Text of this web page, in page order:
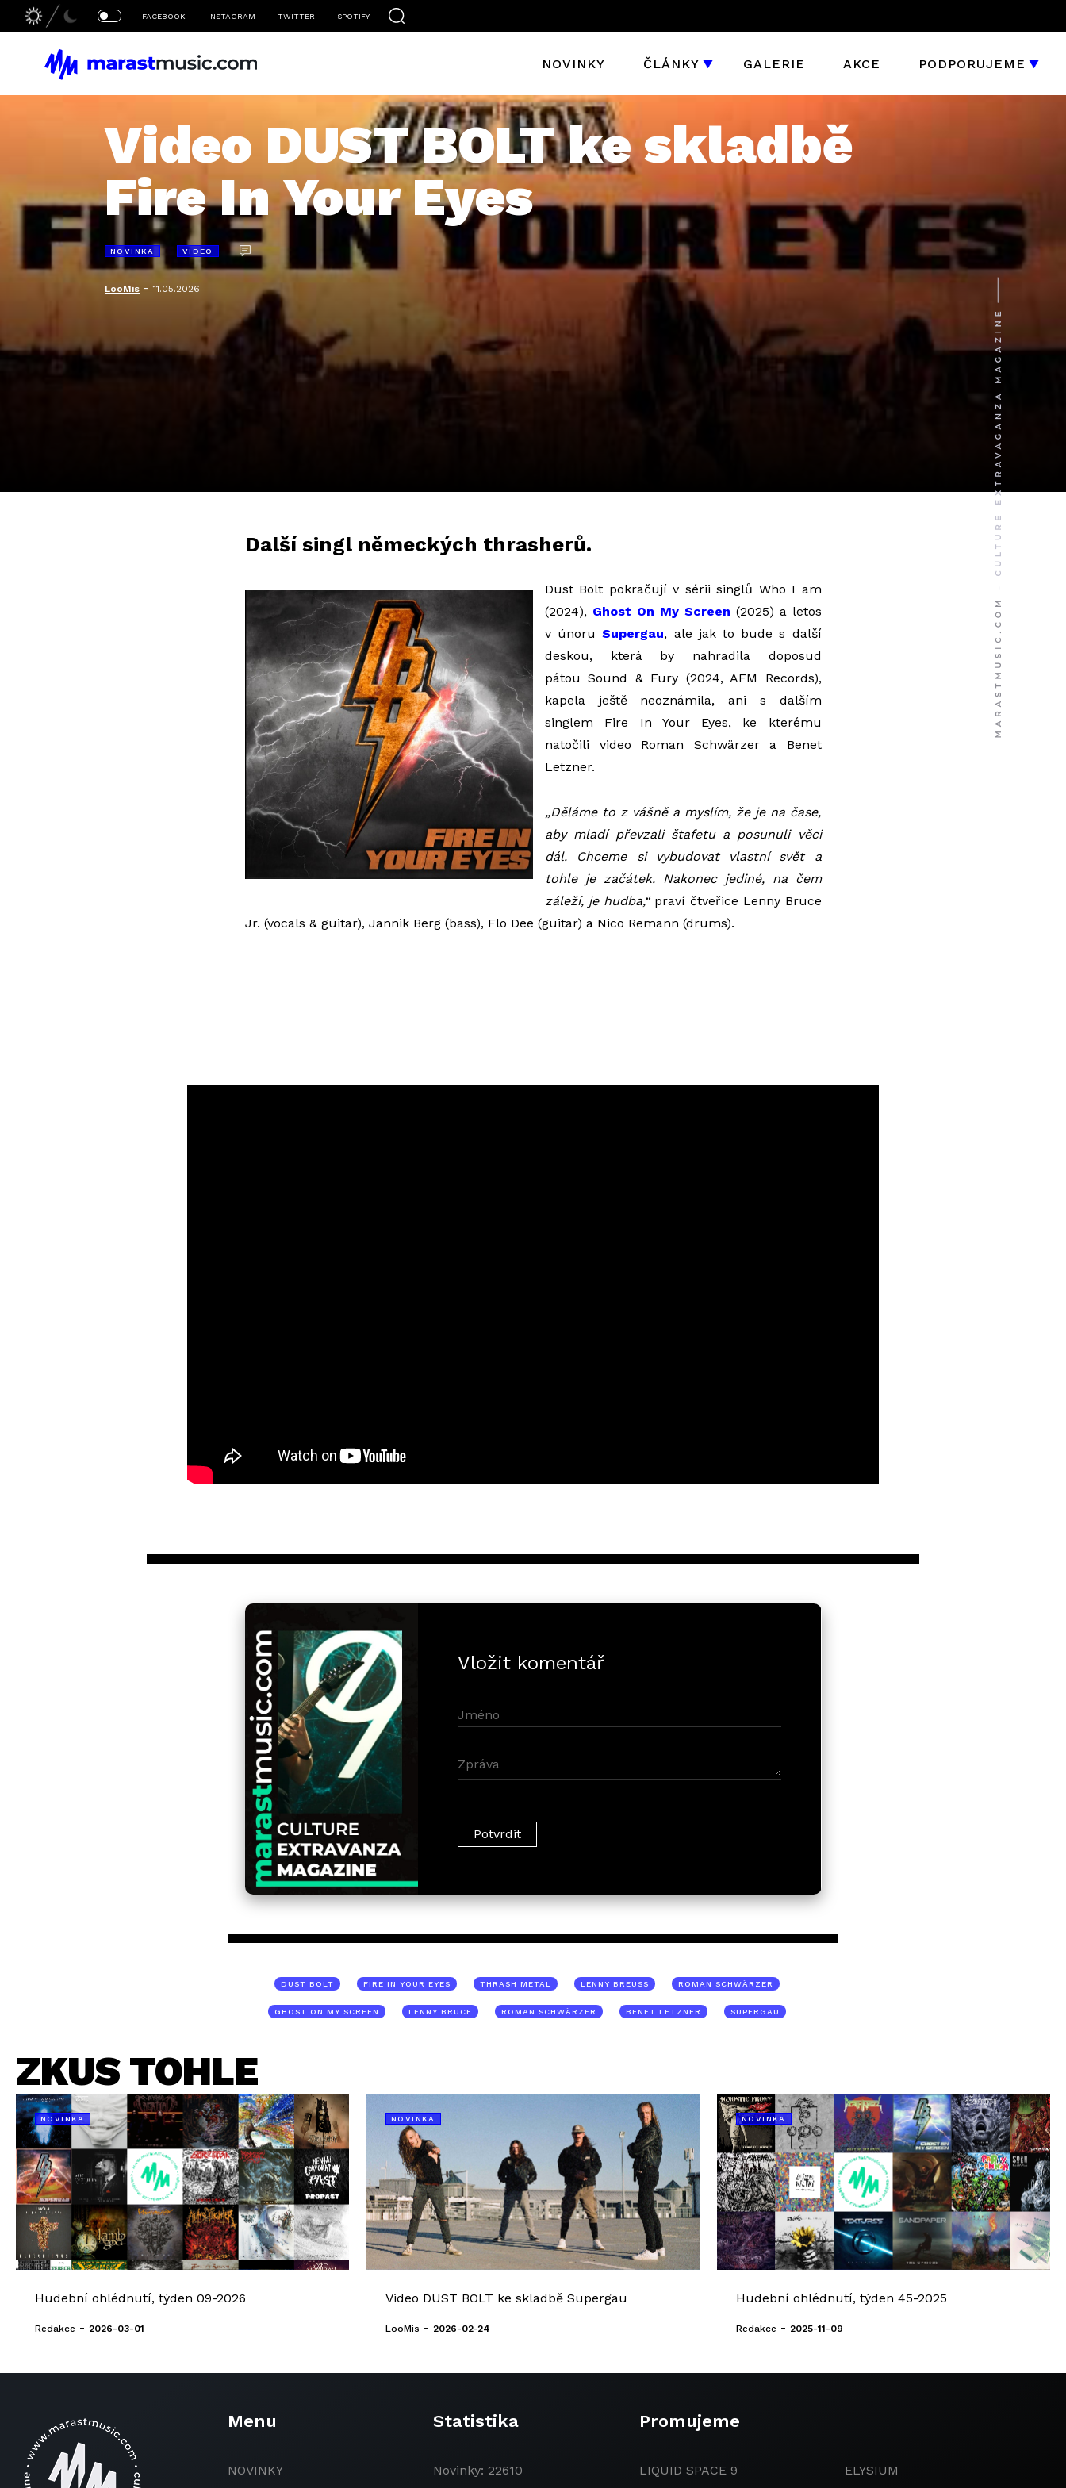
FACEBOOK INSTAGRAM TWITTER SPOTIFY
NOVINKY ČLÁNKY GALERIE AKCE PODPORUJEME
Video DUST BOLT ke skladbě
Fire In Your Eyes
NOVINKA VIDEO
LooMis -11.05.2026
Další singl německých thrasherů.
Dust Bolt pokračují v sérii singlů Who I am
(2024), Ghost On My Screen (2025) a letos
v únoruSupergau, ale jak to bude s další
deskou, která by nahradila doposud
pátouSound & Fury (2024, AFM Records),
kapela ještě neoznámila, ani s dalším
singlem Fire In Your Eyes, ke kterému
natočili video Roman Schwärzer a Benet
Letzner.
„Děláme to z vášně a myslím, že je na čase,
aby mladí převzali štafetu a posunuli věci
dál. Chceme si vybudovat vlastní svět a
tohle je začátek. Nakonec jediné, na čem
záleží, je hudba,“praví čtveřice Lenny Bruce
Jr. (vocals & guitar), Jannik Berg (bass), Flo Dee (guitar) a Nico Remann (drums).
Vložit komentář
DUST BOLT FIRE IN YOUR EYES THRASH METAL LENNY BREUSS ROMAN SCHWÄRZER
GHOST ON MY SCREEN LENNY BRUCE ROMAN SCHWÄRZER BENET LETZNER SUPERGAU
ZKUS TOHLE
NOVINKA
Hudební ohlédnutí, týden 09-2026
Redakce - 2026-03-01
NOVINKA
Video DUST BOLT ke skladbě Supergau
LooMis - 2026-02-24
NOVINKA
Hudební ohlédnutí, týden 45-2025
Redakce - 2025-11-09
Menu
NOVINKY
Statistika
Novinky: 22610
Promujeme
LIQUID SPACE 9 ELYSIUM